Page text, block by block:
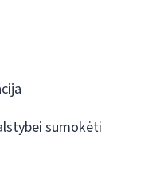
sumokėti